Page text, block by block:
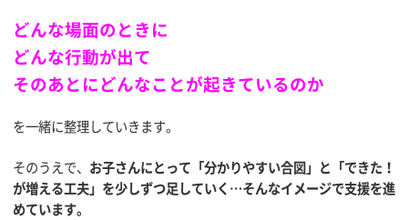
どんな場面のときに
どんな行動が出て
そのあとにどんなことが起きているのか
を一緒に整理していきます。
そのうえで、 お子さんにとって「分かりやすい合図」と「できた！
が増える工夫」を少しずつ足していく…そんなイメージで支援を進
めています。